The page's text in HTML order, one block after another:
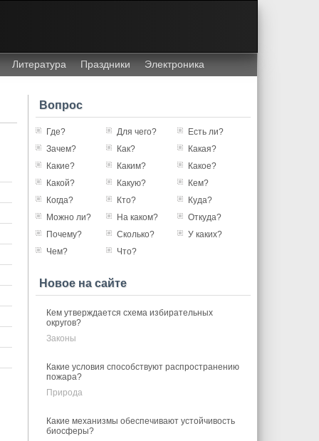
Литература Праздники Электроника
Вопрос
Где? Для чего?
Есть ли?
Зачем?
Как?
Какая?
Какие?
Каким?
Какое?
Какой?
Какую?
Кем?
Когда?
Кто?
Куда?
Можно ли?
На каком?
Откуда?
Почему?
Сколько?
У каких?
Чем?
Что?
Новое на сайте
Кем утверждается схема избирательных
округов?
Законы
Какие условия способствуют распространению
пожара?
Природа
Какие механизмы обеспечивают устойчивость
биосферы?